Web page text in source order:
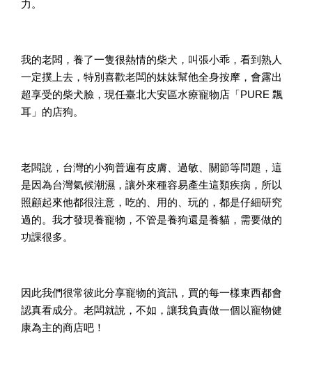
力。
我的老闆，養了一隻很熱情的柴犬，叫張小乖，看到熟人
一定撲上去，特別喜歡老闆的妹妹幫他全身按摩，會露出
超享受的柴犬臉，現任臺北大安區水療寵物店「PURE 飄
耳」的店狗。
老闆說，台灣的小狗普遍有皮膚、過敏、關節等問題，這
是因為台灣氣候潮濕，讓外來種容易產生這類疾病，所以
照顧起來他都很注意，吃的、用的、玩的，都是仔細研究
過的。我才發現養寵物，不管是養狗還是養貓，需要做的
功課很多。
因此我們很常彼此分享寵物的資訊，買的每一樣東西都會
認真看成分。老闆就說，不如，讓我負責做一個以寵物健
康為主的商店吧！